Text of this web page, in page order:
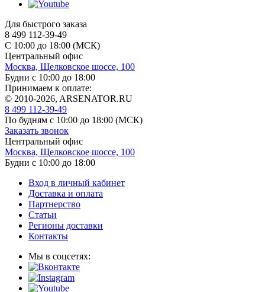
Для быстрого заказа
8 499 112-39-49
С 10:00 до 18:00 (МСК)
Центральный офис
Москва, Щелковское шоссе, 100
Будни с 10:00 до 18:00
Принимаем к оплате:
© 2010-2026, ARSENATOR.RU
8 499 112-39-49
По будням с 10:00 до 18:00 (МСК)
Заказать звонок
Центральный офис
Москва, Щелковское шоссе, 100
Будни с 10:00 до 18:00
Вход в личный кабинет
Доставка и оплата
Партнерство
Статьи
Регионы доставки
Контакты
Мы в соцсетях: